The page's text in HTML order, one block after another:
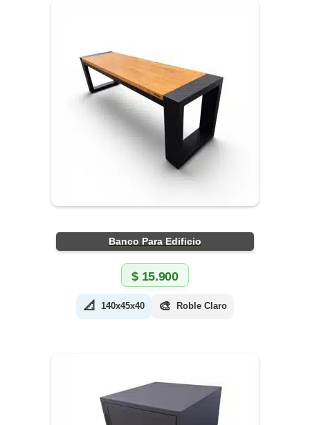
Banco Para Edificio
$15.900
📐 140x45x40 🎨 Roble Claro